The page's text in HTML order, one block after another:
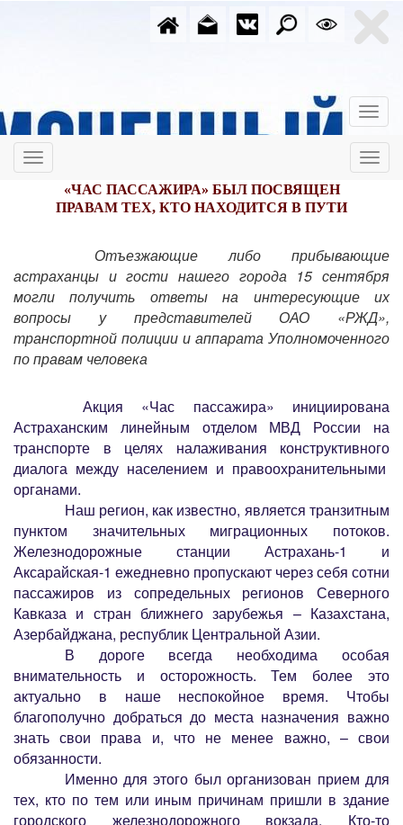
«ЧАС ПАССАЖИРА» БЫЛ ПОСВЯЩЕН
ПРАВАМ ТЕХ, КТО НАХОДИТСЯ В ПУТИ
Отъезжающие либо прибывающие
астраханцы и гости нашего города 15 сентября
могли получить ответы на интересующие их
вопросы у представителей ОАО «РЖД»,
транспортной полиции и аппарата Уполномоченного
по правам человека
Акция «Час пассажира» инициирована
Астраханским линейным отделом МВД России на
транспорте в целях налаживания конструктивного
диалога между населением и правоохранительными
органами.
Наш регион, как известно, является транзитным
пунктом значительных миграционных потоков.
Железнодорожные станции Астрахань-1 и
Аксарайская-1 ежедневно пропускают через себя сотни
пассажиров из сопредельных регионов Северного
Кавказа и стран ближнего зарубежья – Казахстана,
Азербайджана, республик Центральной Азии.
В дороге всегда необходима особая
внимательность и осторожность. Тем более это
актуально в наше неспокойное время. Чтобы
благополучно добраться до места назначения важно
знать свои права и, что не менее важно, – свои
обязанности.
Именно для этого был организован прием для
тех, кто по тем или иным причинам пришли в здание
городского железнодорожного вокзала. Кто-то